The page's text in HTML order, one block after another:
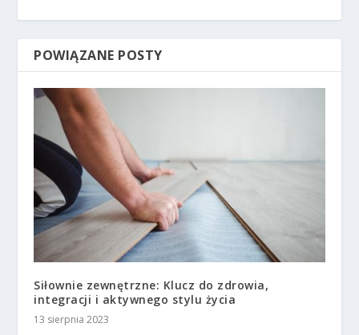
POWIĄZANE POSTY
Siłownie zewnętrzne: Klucz do zdrowia,
integracji i aktywnego stylu życia
13 sierpnia 2023